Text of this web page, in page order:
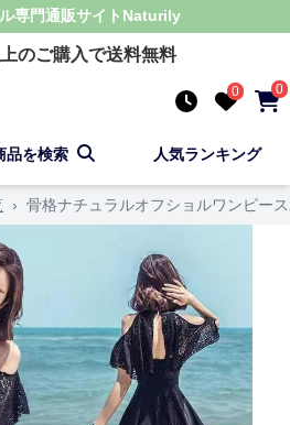
専門通販サイト Naturily
のご購入で送料無料
0 0
品を検索 人気ランキング
› 骨格ナチュラルオフショルワンピー